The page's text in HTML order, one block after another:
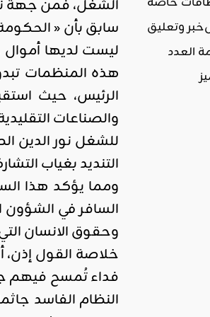
الشغل، فمن جهة
سابق بأن «
ليست لديها
هذه المنظمات
والصناعات
للشغل نور الدين
التنديد بغياب
ومما يؤكد هذا
السافر في الشؤون
وحقوق الانسان
خلاصة القول إذن،
فداء تُمسح فيهم
النظام الفاسد
خبر وتعليق
العدد